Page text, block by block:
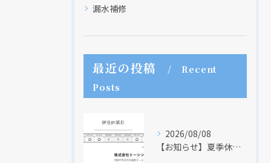
漏水補修
最近の投稿
Recent
Posts
2026/08/08
【お知らせ】夏季休業日のお知らせ【２０２６年】